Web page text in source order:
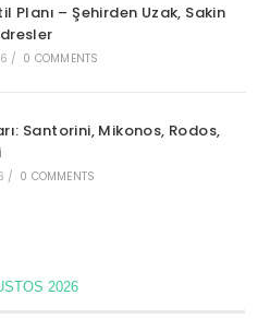
Planı – Şehirden Uzak, Sakin
/ 0 COMMENTS
Santorini, Mikonos, Rodos,
/ 0 COMMENTS
2026